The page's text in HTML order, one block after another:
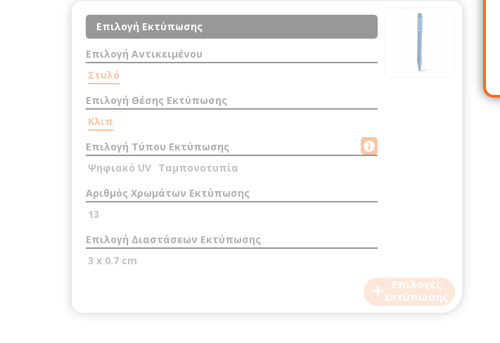
+
Επιλογές
Εκτύπωσης
Επιλογή Εκτύπωσης
Επιλογή Αντικειμένου
Στυλό
Επιλογή Θέσης Εκτύπωσης
Κλιπ
Επιλογή Τύπου Εκτύπωσης
Ψηφιακό UV Ταμπονοτυπία
Αριθμός Χρωμάτων Εκτύπωσης
13
Επιλογή Διαστάσεων Εκτύπωσης
3 x 0.7 cm